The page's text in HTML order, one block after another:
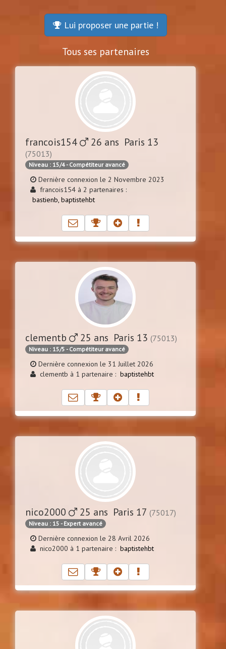
Lui proposer une partie !
Tous ses partenaires
francois154 26 ans Paris 13
(75013)
Niveau : 15/4 - Compétiteur avancé
Dernière connexion le 2 Novembre 2023
francois154 à 2 partenaires :
bastienb, baptistehbt
clementb 25 ans Paris 13 (75013)
Niveau : 15/5 - Compétiteur avancé
Dernière connexion le 31 Juillet 2026
clementb à 1 partenaire : baptistehbt
nico2000 25 ans Paris 17 (75017)
Niveau : 15 - Expert avancé
Dernière connexion le 28 Avril 2026
nico2000 à 1 partenaire : baptistehbt